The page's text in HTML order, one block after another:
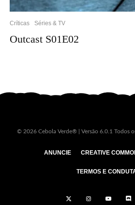
Críticas Séries & TV
Outcast S01E02
© 2026 Cebola Verde® | Versão 6.0.1 Todos
ANUNCIE CREATIVE
TERMOS E